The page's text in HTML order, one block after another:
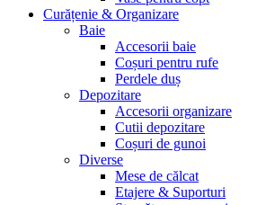
Curățenie & Organizare
Baie
Accesorii baie
Coșuri pentru rufe
Perdele duș
Depozitare
Accesorii organizare
Cutii depozitare
Coșuri de gunoi
Diverse
Mese de călcat
Etajere & Suporturi